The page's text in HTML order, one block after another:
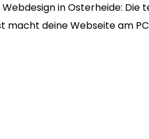
in Osterheide:
macht deine Webseite am